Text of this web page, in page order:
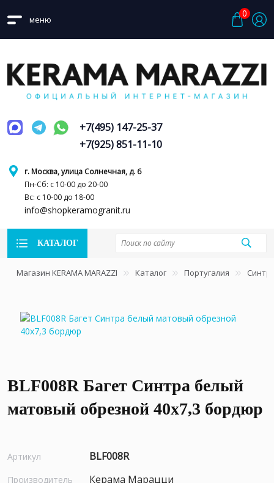
меню
0
г. Москва, улица Солнечная, д. 6
Пн-Сб: с 10-00 до 20-00
Вс: с 10-00 до 18-00
info@shopkeramogranit.ru
+7(495) 147-25-37
+7(925) 851-11-10
КАТАЛОГ
Магазин KERAMA MARAZZI Каталог Португалия
BLF008R Багет Синтра белый
матовый обрезной 40х7,3 бордюр
Артикул BLF008R
Производитель Керама Марацци